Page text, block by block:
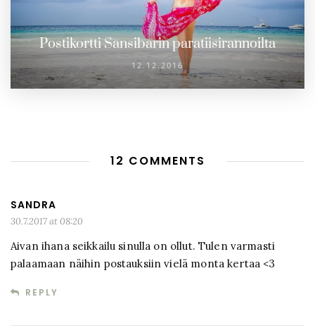
Postikortti Sansibarin paratiisirannoilta
12.12.2016
12 COMMENTS
SANDRA
30.7.2017 at 08:20
Aivan ihana seikkailu sinulla on ollut. Tulen varmasti
palaamaan näihin postauksiin vielä monta kertaa <3
REPLY